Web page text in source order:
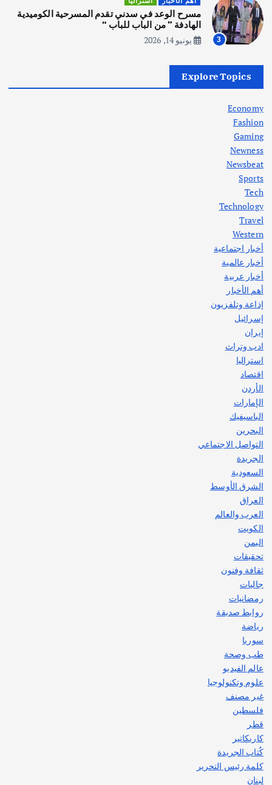
انطلاق ورشة التمثيل في مدينة كلباء الاماراتية
أغسطس 5, 2026
في جذور المشكلة وحلولها المستدامة
أهم الأخبار
اختتام ورشة السينوغرافيا في مدينة كلباء الاماراتية
أغسطس 3, 2026
3
مسرح الوعد في سدني تقدم المسرحية الكوميدية
الهادفة ” من الباب للباب “
يونيو 14, 2026
Explore Topics
Economy
Fashion
Gaming
Newness
Newsbeat
Sports
Tech
Technology
Travel
Western
أخبار اجتماعية
أخبار عالمية
أخبار عربية
أهم الأخبار
إذاعة وتلفزيون
إسرائيل
إيران
ادب وتراث
استراليا
اقتصاد
الأردن
الإمارات
الباسيفيك
البحرين
التواصل الاجتماعي
الجريدة
السعودية
الشرق الأوسط
العراق
العرب والعالم
الكويت
اليمن
تحقيقات
ثقافة وفنون
جاليات
رمضانيات
روابط صديقة
رياضة
سوريا
طب وصحة
عالم الفيديو
علوم وتكنولوجيا
غير مصنف
فلسطين
قطر
كاريكاتير
كُتاب الجريدة
كلمة رئيس التحرير
لبنان